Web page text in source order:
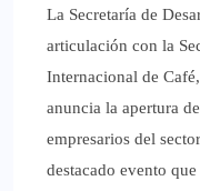
La Secretaría de
articulación con la
Internacional de
anuncia la apertura
empresarios del
destacado evento